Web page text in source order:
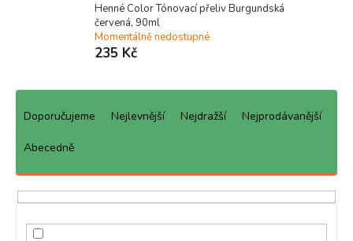
Henné Color Tónovací přeliv Burgundská
červená, 90ml
Momentálně nedostupné
235 Kč
Ř
p
Doporučujeme Nejlevnější Nejdražší Nejprodávanější
Abecedně